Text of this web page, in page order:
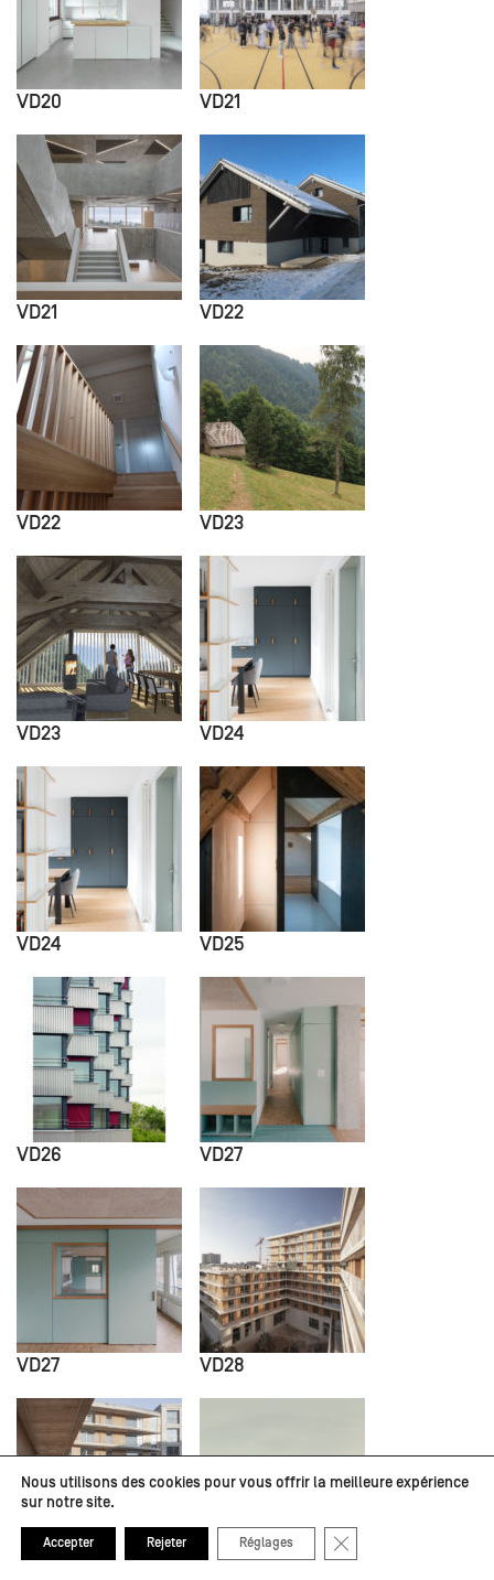
VD20 VD21
VD21 VD22
VD22 VD23
VD23 VD24
VD24 VD25
VD26 VD27
VD27 VD28
Nous utilisons des cookies pour vous offrir la meilleure expérience
sur notre site.
Accepter Rejeter Réglages Fermer la bannière